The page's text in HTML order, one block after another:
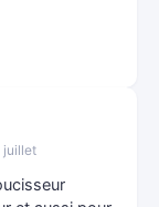
juillet